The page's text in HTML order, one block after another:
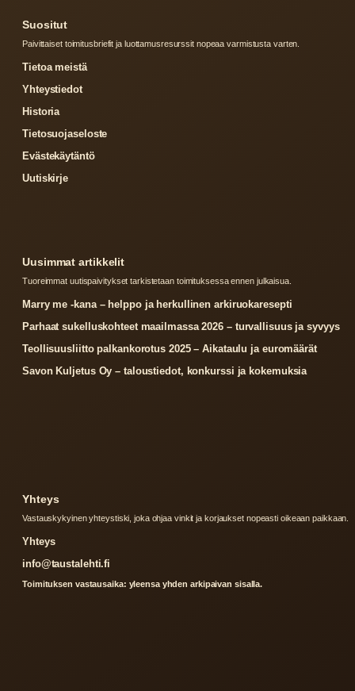
Suositut
Paivittaiset toimitusbriefit ja luottamusresurssit nopeaa varmistusta varten.
Tietoa meistä
Yhteystiedot
Historia
Tietosuojaseloste
Evästekäytäntö
Uutiskirje
Uusimmat artikkelit
Tuoreimmat uutispaivitykset tarkistetaan toimituksessa ennen julkaisua.
Marry me -kana – helppo ja herkullinen arkiruokaresepti
Parhaat sukelluskohteet maailmassa 2026 – turvallisuus ja syvyys
Teollisuusliitto palkankorotus 2025 – Aikataulu ja euromäärät
Savon Kuljetus Oy – taloustiedot, konkurssi ja kokemuksia
Yhteys
Vastauskykyinen yhteystiski, joka ohjaa vinkit ja korjaukset nopeasti oikeaan paikkaan.
Yhteys
info@taustalehti.fi
Toimituksen vastausaika: yleensa yhden arkipaivan sisalla.